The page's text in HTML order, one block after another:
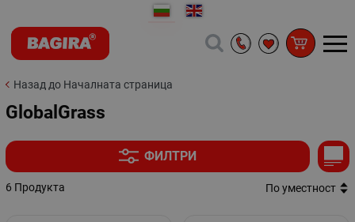
Назад до Началната страница
GlobalGrass
ФИЛТРИ
6 Продукта По уместност